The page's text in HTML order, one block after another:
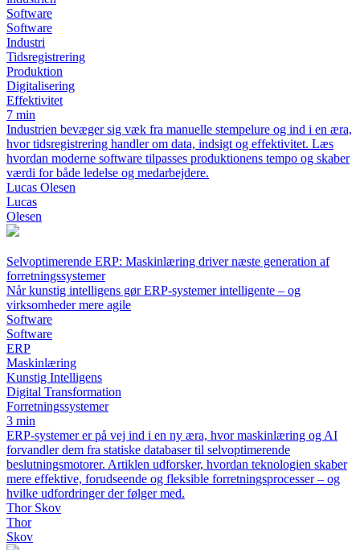
Software
Software
Industri
Tidsregistrering
Produktion
Digitalisering
Effektivitet
7 min
Industrien bevæger sig væk fra manuelle stempelure og ind i en æra,
hvor tidsregistrering handler om data, indsigt og effektivitet. Læs
hvordan moderne software tilpasses produktionens tempo og skaber
værdi for både ledelse og medarbejdere.
Lucas Olesen
Lucas
Olesen
Selvoptimerende ERP: Maskinlæring driver næste generation af
forretningssystemer
Når kunstig intelligens gør ERP-systemer intelligente – og
virksomheder mere agile
Software
Software
ERP
Maskinlæring
Kunstig Intelligens
Digital Transformation
Forretningssystemer
3 min
ERP-systemer er på vej ind i en ny æra, hvor maskinlæring og AI
forvandler dem fra statiske databaser til selvoptimerende
beslutningsmotorer. Artiklen udforsker, hvordan teknologien skaber
mere effektive, forudseende og fleksible forretningsprocesser – og
hvilke udfordringer der følger med.
Thor Skov
Thor
Skov